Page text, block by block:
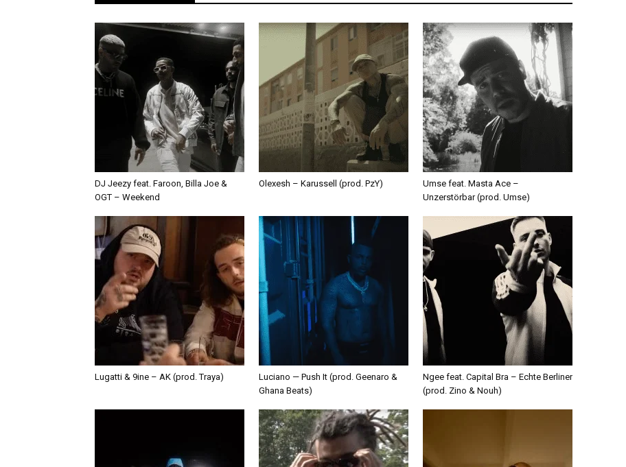
DJ Jeezy feat. Faroon, Billa Joe &
OGT – Weekend
Olexesh – Karussell (prod. PzY)
Umse feat. Masta Ace –
Unzerstörbar (prod. Umse)
Lugatti & 9ine – AK (prod. Traya)
Luciano — Push It (prod. Geenaro &
Ghana Beats)
Ngee feat. Capital Bra – Echte Berliner
(prod. Zino & Nouh)